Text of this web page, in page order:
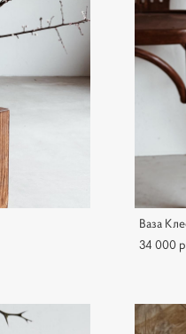
Ваза
34 000